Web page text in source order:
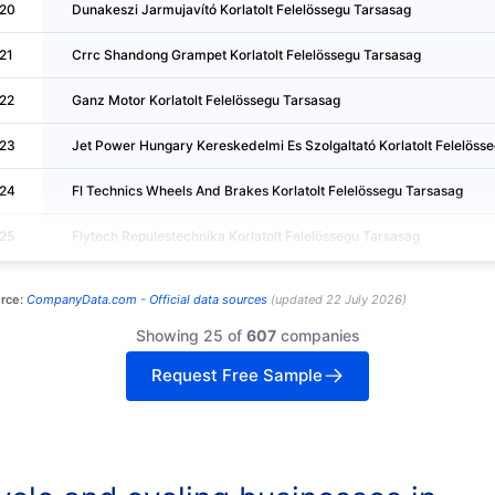
Dunakeszi Jarmujavító Korlatolt Felelössegu Tarsasag
Crrc Shandong Grampet Korlatolt Felelössegu Tarsasag
Ganz Motor Korlatolt Felelössegu Tarsasag
Jet Power Hungary Kereskedelmi Es Szolgaltató Korlatolt
Fl Technics Wheels And Brakes Korlatolt Felelössegu Tarsasag
Flytech Repulestechnika Korlatolt Felelössegu Tarsasag
CompanyData.com - Official data sources(updated 22 July 2026)
Showing 25 of 607companies
Request Free Sample